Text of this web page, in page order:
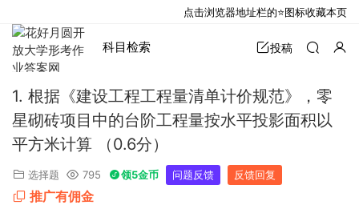
科目检索 投稿
1. 根据《建设工程工程量清单计价规范》，零
星砌砖项目中的台阶工程量按水平投影面积以
平方米计算 （0.6分）
选择题 795 领5金币 问题反馈 反馈回复
推广有佣金
点击浏览器地址栏的⭐图标收藏本页